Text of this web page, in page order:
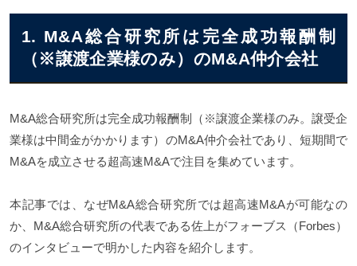
1. M&A総合研究所は完全成功報酬制
（※譲渡企業様のみ）のM&A仲介会社
M&A総合研究所は完全成功報酬制（※譲渡企業様のみ。譲受企
業様は中間金がかかります）のM&A仲介会社であり、短期間で
M&Aを成立させる超高速M&Aで注目を集めています。
本記事では、なぜM&A総合研究所では超高速M&Aが可能なの
か、M&A総合研究所の代表である佐上がフォーブス（Forbes）
のインタビューで明かした内容を紹介します。